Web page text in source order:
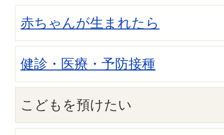
赤ちゃんが生まれたら
健診・医療・予防接種
こどもを預けたい